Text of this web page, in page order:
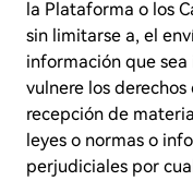
la Plataforma o los
sin limitarse a, el
información que
vulnere los
recepción de
leyes o normas o
perjudiciales por